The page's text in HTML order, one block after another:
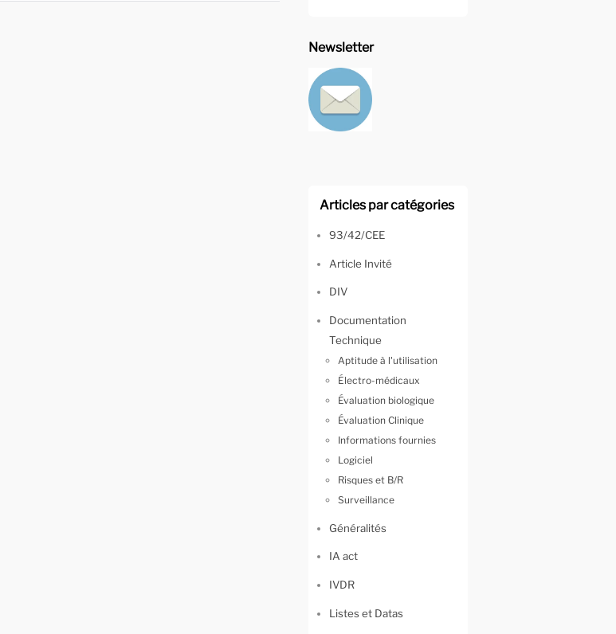
Newsletter
Articles par catégories
93/42/CEE
Article Invité
DIV
Documentation
Technique
Aptitude à l'utilisation
Électro-médicaux
Évaluation biologique
Évaluation Clinique
Informations fournies
Logiciel
Risques et B/R
Surveillance
Généralités
IA act
IVDR
Listes et Datas